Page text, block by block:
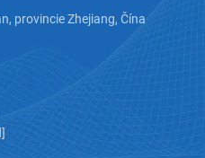
provincie Zhejiang, Čína